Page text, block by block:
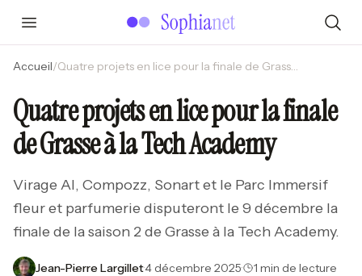
Accueil/ Quatre projets en lice pour la finale de Grasse à la Tech Academy
Quatre projets en lice pour la finale
de Grasse à la Tech Academy
Virage AI, Compozz, Sonart et le Parc Immersif
fleur et parfumerie disputeront le 9 décembre la
finale de la saison 2 de Grasse à la Tech Academy.
Jean-Pierre Largillet·4 décembre 2025· 1 min de lecture